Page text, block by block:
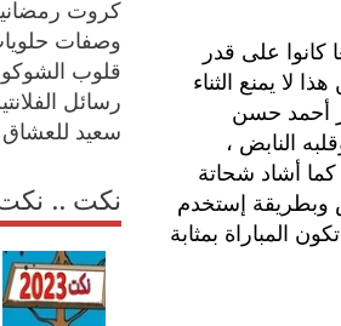
كانوا على قدر
لا يمنع الثناء
أحمد حسن
النابض‮ ‬،‮
أشاد شحاتة
وبطريقة إستخدم
المباراة بمثابة
كروت
وصفات
قلوب
سعيد للعشاق
نكت ..